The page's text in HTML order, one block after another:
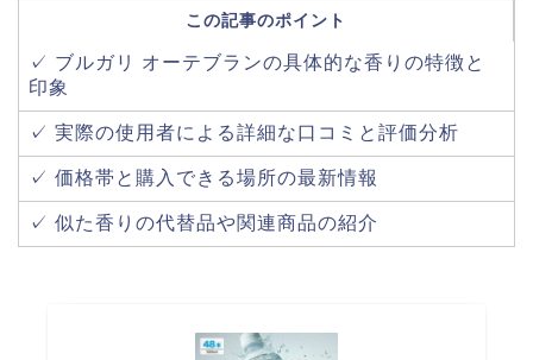
この記事のポイント
✓ ブルガリ オーテブランの具体的な香りの特徴と
印象
✓ 実際の使用者による詳細な口コミと評価分析
✓ 価格帯と購入できる場所の最新情報
✓ 似た香りの代替品や関連商品の紹介